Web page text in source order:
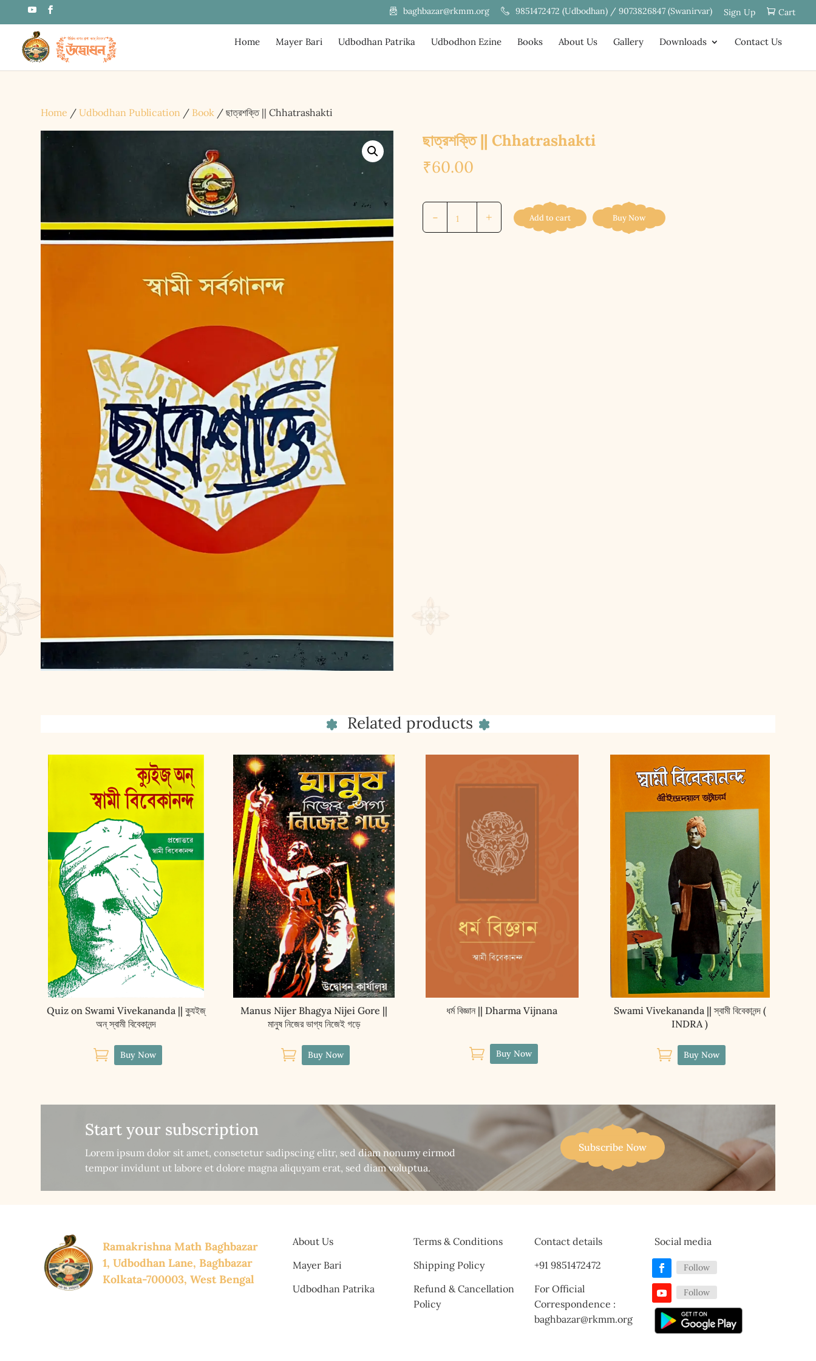
baghbazar@rkmm.org 9851472472 (Udbodhan) / 9073826847 (Swanirvar) Sign Up Cart
Home Mayer Bari Udbodhan Patrika Udbodhon Ezine Books About Us Gallery Downloads Contact Us
Home /Udbodhan Publication / Book / ছাত্রশক্তি || Chhatrashakti
ছাত্রশক্তি || Chhatrashakti
₹60.00
- + Add to cart Buy Now
Related products
Quiz on Swami Vivekananda || ক্যুইজ্‌
অন্‌ স্বামী বিবেকানন্দ
 Buy Now
Manus Nijer Bhagya Nijei Gore ||
মানুষ নিজের ভাগ্য নিজেই গড়ে
 Buy Now
ধর্ম বিজ্ঞান || Dharma Vijnana
 Buy Now
Swami Vivekananda || স্বামী বিবেকানন্দ (
INDRA )
 Buy Now
Start your subscription
Lorem ipsum dolor sit amet, consetetur sadipscing elitr, sed diam nonumy eirmod
tempor invidunt ut labore et dolore magna aliquyam erat, sed diam voluptua.
Subscribe Now
Ramakrishna Math Baghbazar
1, Udbodhan Lane, Baghbazar
Kolkata-700003, West Bengal
About Us
Mayer Bari
Udbodhan Patrika
Terms & Conditions
Shipping Policy
Refund & Cancellation
Policy
Contact details
+91 9851472472
For Official
Correspondence :
baghbazar@rkmm.org
Social media
Follow
Follow